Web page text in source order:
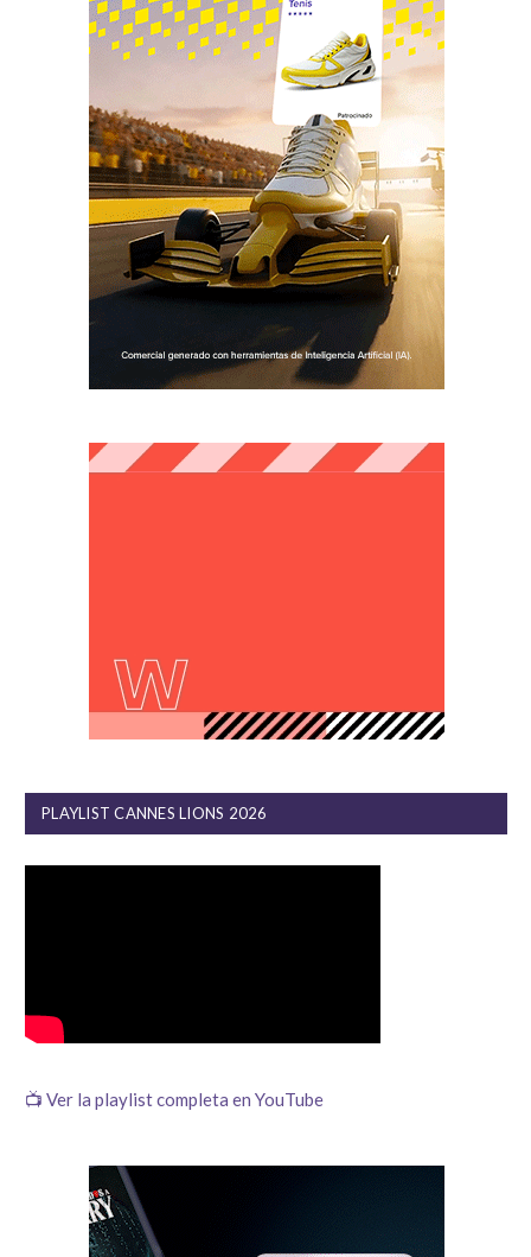
PLAYLIST CANNES LIONS 2026
📺 Ver la playlist completa en YouTube